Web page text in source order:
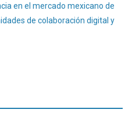
en el mercado mexicano de
de colaboración digital y